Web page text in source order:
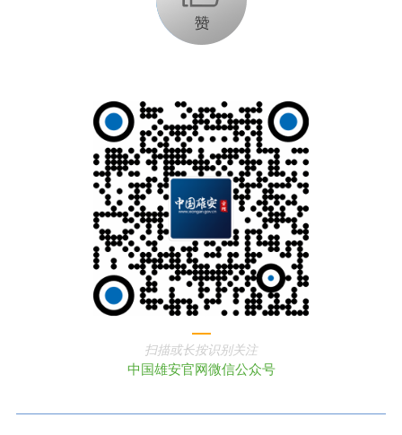
扫描或长按识别关注
中国雄安官网微信公众号